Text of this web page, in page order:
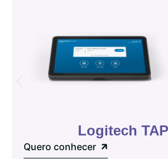
Logitech
Quero conhecer